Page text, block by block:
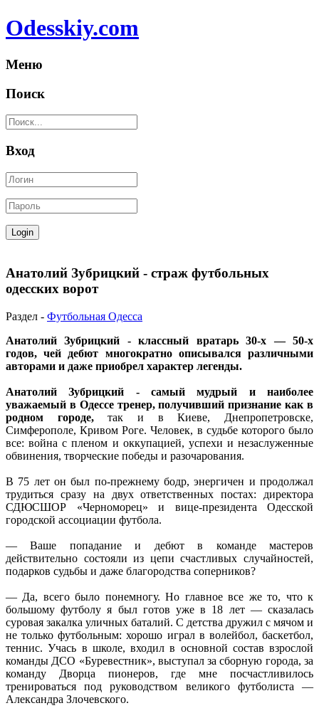
Odesskiy.com
Меню
Поиск
Вход
Анатолий Зубрицкий - страж футбольных
одесских ворот
Раздел - Футбольная Одесса
Анатолий Зубрицкий - классный вратарь 30-х — 50-х
годов, чей дебют многократно описывался различными
авторами и даже приобрел характер легенды.
Анатолий Зубрицкий -самый мудрый и наиболее
уважаемый в Одессе тренер, получивший признание как в
родном городе,так и в Киеве, Днепропетровске,
Симферополе, Кривом Роге. Человек, в судьбе которого было
все: война с пленом и оккупацией, успехи и незаслуженные
обвинения, творческие победы и разочарования.
В 75 лет он был по-прежнему бодр, энергичен и продолжал
трудиться сразу на двух ответственных постах: директора
СДЮСШОР «Черноморец» и вице-президента Одесской
городской ассоциации футбола.
— Ваше попадание и дебют в команде мастеров
действительно состояли из цепи счастливых случайностей,
подарков судьбы и даже благородства соперников?
— Да, всего было понемногу. Но главное все же то, что к
большому футболу я был готов уже в 18 лет — сказалась
суровая закалка уличных баталий. С детства дружил с мячом и
не только футбольным: хорошо играл в волейбол, баскетбол,
теннис. Учась в школе, входил в основной состав взрослой
команды ДСО «Буревестник», выступал за сборную города, за
команду Дворца пионеров, где мне посчастливилось
тренироваться под руководством великого футболиста —
Александра Злочевского.